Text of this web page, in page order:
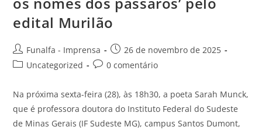
edital Murilão
Funalfa - Imprensa
26 de novembro de 2025
Uncategorized
0 comentário
Na próxima sexta-feira​ (28), às 18h30, ​a poeta Sarah Munck,
​que é professora doutora do Instituto Federal do Sudeste
de Minas Gerais (IF Sudeste MG), campus Santos Dumont,​